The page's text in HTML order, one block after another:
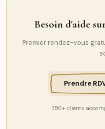
Besoin d'aide
Premier rendez-vous
Prendre
350+ clients